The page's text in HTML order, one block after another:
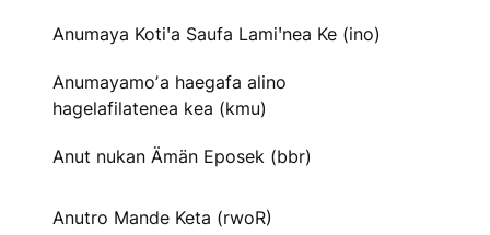
Anumaya Kotiꞌa Saufa Lamiꞌnea Ke (ino)
Anumayamoʼa haegafa alino
hagelafilatenea kea (kmu)
Anut nukan Ämän Eposek (bbr)
Anutro Mande Keta (rwoR)